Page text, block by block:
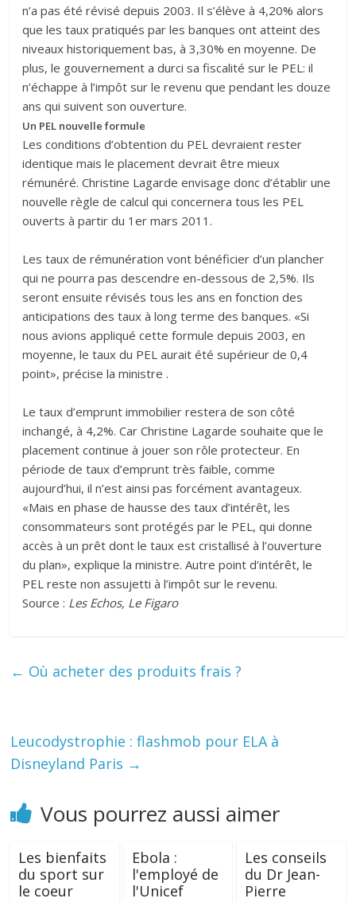
n’a pas été révisé depuis 2003. Il s’élève à 4,20% alors
que les taux pratiqués par les banques ont atteint des
niveaux historiquement bas, à 3,30% en moyenne. De
plus, le gouvernement a durci sa fiscalité sur le PEL: il
n’échappe à l’impôt sur le revenu que pendant les douze
ans qui suivent son ouverture.
Un PEL nouvelle formule
Les conditions d’obtention du PEL devraient rester
identique mais le placement devrait être mieux
rémunéré. Christine Lagarde envisage donc d’établir une
nouvelle règle de calcul qui concernera tous les PEL
ouverts à partir du 1er mars 2011.
Les taux de rémunération vont bénéficier d’un plancher
qui ne pourra pas descendre en-dessous de 2,5%. Ils
seront ensuite révisés tous les ans en fonction des
anticipations des taux à long terme des banques. «Si
nous avions appliqué cette formule depuis 2003, en
moyenne, le taux du PEL aurait été supérieur de 0,4
point», précise la ministre .
Le taux d’emprunt immobilier restera de son côté
inchangé, à 4,2%. Car Christine Lagarde souhaite que le
placement continue à jouer son rôle protecteur. En
période de taux d’emprunt très faible, comme
aujourd’hui, il n’est ainsi pas forcément avantageux.
«Mais en phase de hausse des taux d’intérêt, les
consommateurs sont protégés par le PEL, qui donne
accès à un prêt dont le taux est cristallisé à l’ouverture
du plan», explique la ministre. Autre point d’intérêt, le
PEL reste non assujetti à l’impôt sur le revenu.
Source : Les Echos, Le Figaro
← Où acheter des produits frais ?
Leucodystrophie : flashmob pour ELA à
Disneyland Paris →
Vous pourrez aussi aimer
Les bienfaits
du sport sur
le coeur
Ebola :
l'employé de
l'Unicef
Les conseils
du Dr Jean-
Pierre